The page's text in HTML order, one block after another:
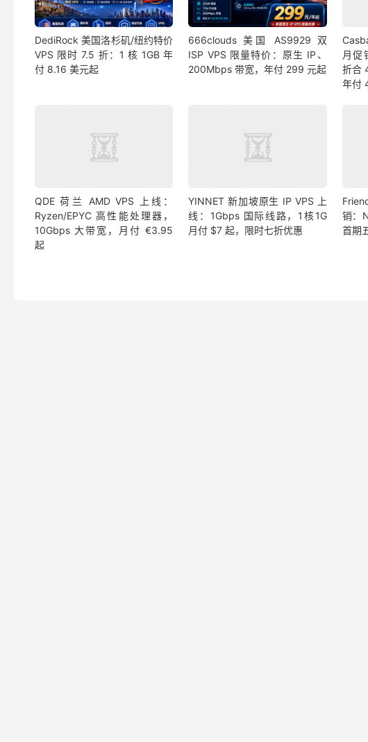
DediRock 美国洛杉矶/纽约特价
VPS 限时 7.5 折：1 核 1GB 年
付 8.16 美元起
666clouds 美国 AS9929 双
ISP VPS 限量特价：原生 IP、
200Mbps 带宽，年付 299 元起
月促
折合
年付
QDE 荷兰 AMD VPS 上线：
Ryzen/EPYC 高性能处理器，
10Gbps 大带宽，月付 €3.95
起
YINNET 新加坡原生 IP VPS 上
线：1Gbps 国际线路，1核1G
月付 $7 起，限时七折优惠
销：
首期